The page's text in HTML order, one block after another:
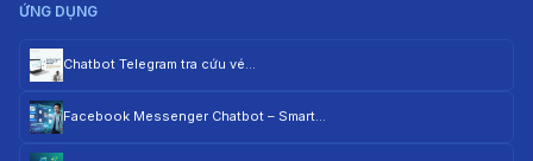
ỨNG DỤNG
Chatbot Telegram tra cứu vé…
Facebook Messenger Chatbot – Smart…